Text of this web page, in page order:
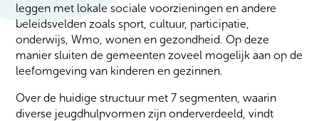
leggen met lokale sociale voorzieningen en andere
beleidsvelden zoals sport, cultuur, participatie,
onderwijs, Wmo, wonen en gezondheid. Op deze
manier sluiten de gemeenten zoveel mogelijk aan op de
leefomgeving van kinderen en gezinnen.
Over de huidige structuur met 7 segmenten, waarin
diverse jeugdhulpvormen zijn onderverdeeld, vindt